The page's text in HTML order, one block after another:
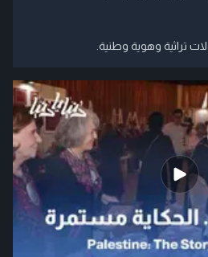
وهوية وطنية.